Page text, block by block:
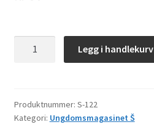
Legg i handlekurv
Produktnummer: S-122
Kategori: Ungdomsmagasinet Š